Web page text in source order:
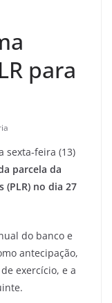
para
sexta-feira (13)
parcela da
(PLR) no dia 27
do banco e
antecipação,
exercício, e a